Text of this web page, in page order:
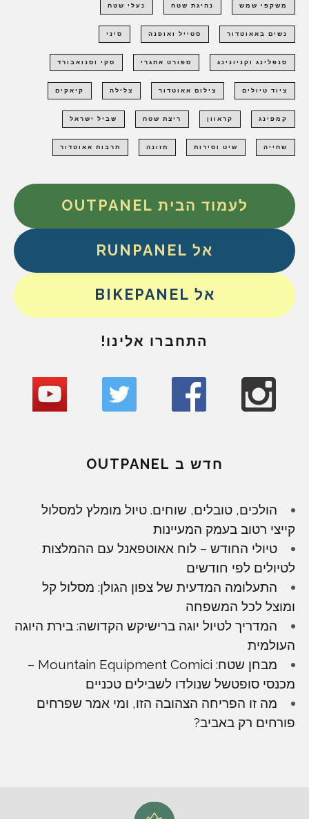
משקפי שמש נהיגת שטח נעלי שטח
נשים באאוטדור סטייל ואופנה סיני
סנפלינג וקניונינג ספורט אתגרי סקי וסנואבורד
ציוד טיולים צילום אאוטדור צלילה קיאקים
קמפינג קראוון ריצת שטח שביל ישראל
שחייה שיט וסירות תזונה תרבות אאוטדור
לעמוד הבית OUTPANEL
אל RUNPANEL
אל BIKEPANEL
התחברו אלינו!
חדש ב OUTPANEL
הולכים, טובלים, שוחים. טיול מומלץ למסלול
קייצי רטוב בעמק המעיינות
טיולי החודש – לוח אאוטפאנל עם ההמלצות
לטיולים לפי חודשים
התעלומה המדעית של צפון הגולן: מסלול קל
ומוצל לכל המשפחה
המדריך לטיול יוגה ברישיקש הקדושה: בירת היוגה
העולמית
מבחן שטח: Mountain Equipment Comici –
מכנסי סופטשל שנולדו לשבילים טכניים
מה זו הפריחה הצהובה הזו, ומי אמר שפרחים
פורחים רק באביב?